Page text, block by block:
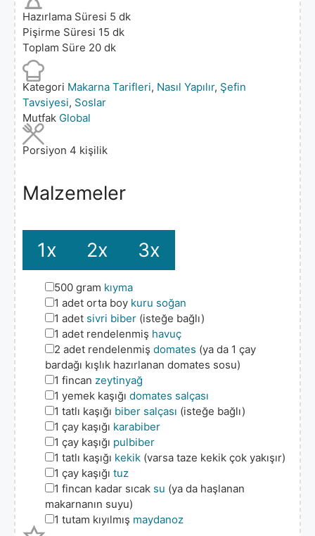
Hazırlama Süresi 5 dk
Pişirme Süresi 15 dk
Toplam Süre 20 dk
Kategori Makarna Tarifleri, Nasıl Yapılır, Şefin
Tavsiyesi, Soslar
Mutfak Global
Porsiyon 4 kişilik
Malzemeler
1x 2x 3x
▢
500 gram kıyma
▢
1 adet orta boy kuru soğan
▢
1 adet sivri biber (isteğe bağlı)
▢
1 adet rendelenmiş havuç
▢
2 adet rendelenmiş domates (ya da 1 çay
bardağı kışlık hazırlanan domates sosu)
▢
1 fincan zeytinyağ
▢
1 yemek kaşığı domates salçası
▢
1 tatlı kaşığı biber salçası (isteğe bağlı)
▢
1 çay kaşığı karabiber
▢
1 çay kaşığı pulbiber
▢
1 tatlı kaşığı kekik (varsa taze kekik çok yakışır)
▢
1 çay kaşığı tuz
▢
1 fincan kadar sıcak su (ya da haşlanan
makarnanın suyu)
▢
1 tutam kıyılmış maydanoz